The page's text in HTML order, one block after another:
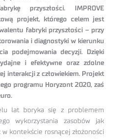
przyszłości. IMPROVE
projekt, którego celem jest
fabryki przyszłości – przy
i diagnostyki w kierunku
podejmowania decyzji. Dzięki
i efektywne oraz zdolne
interakcji z człowiekiem. Projekt
programu Horyzont 2020, zaś
lat boryka się z problemem
wykorzystania zasobów jak
kontekście rosnącej złożoności